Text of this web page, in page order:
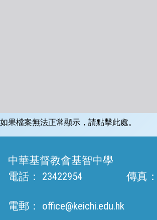
如果檔案無法正常顯示，請點擊此處。
中華基督教會基智中學
電話：
23422954 傳真：
電郵： office@keichi.edu.hk